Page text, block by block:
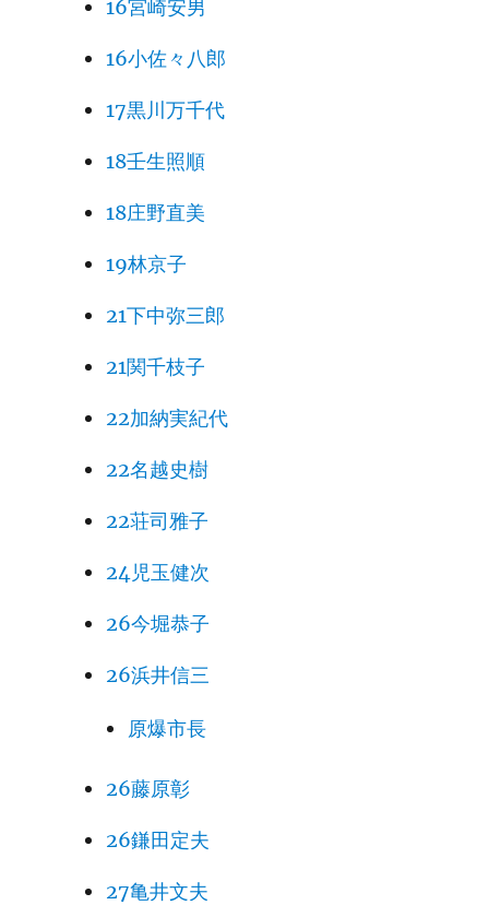
16宮崎安男
16小佐々八郎
17黒川万千代
18壬生照順
18庄野直美
19林京子
21下中弥三郎
21関千枝子
22加納実紀代
22名越史樹
22荘司雅子
24児玉健次
26今堀恭子
26浜井信三
原爆市長
26藤原彰
26鎌田定夫
27亀井文夫